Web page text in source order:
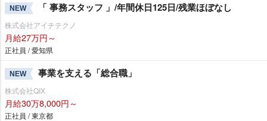
NEW 「 事務スタッフ 」/年間休日125日/残業ほぼなし
株式会社アイチテクノ
月給27万円～
正社員 / 愛知県
NEW 事業を支える「総合職」
株式会社QIX
月給30万8,000円～
正社員 / 東京都